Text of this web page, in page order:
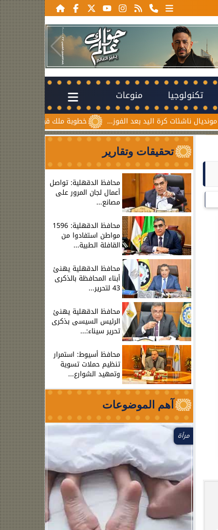
تكنولوجيا منوعات
خطوبة ملك قورة ويوسف عثمان.. احتفال اليد بعد الفوز...
تحقيقات وتقارير
محافظ الدقهلية: تواصل
أعمال لجان المرور على
مصانع...
محافظ الدقهلية: 1596
مواطن استفادوا من
القافلة الطبية...
محافظ الدقهلية يهنئ
أبناء المحافظة بالذكرى
43 لتحرير...
محافظ الدقهلية يهنئ
الرئيس السيسى بذكرى
تحرير سيناء:...
محافظ أسيوط: استمرار
تنظيم حملات تسوية
وتمهيد الشوارع...
آهم الموضوعات
مرأة